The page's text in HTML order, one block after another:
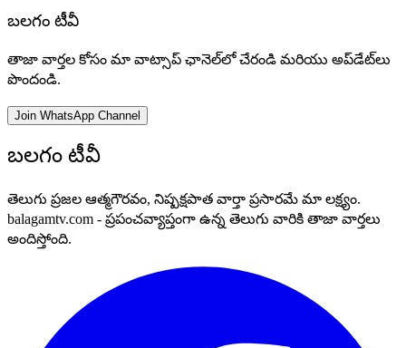
బలగం టీవీ
తాజా వార్తల కోసం మా వాట్సాప్ ఛానెల్‌లో చేరండి మరియు అప్‌డేట్‌లు
పొందండి.
Join WhatsApp Channel
బలగం టీవీ
తెలుగు ప్రజల ఆత్మగౌరవం, నిష్పక్షపాత వార్తా ప్రసారమే మా లక్ష్యం.
balagamtv.com - ప్రపంచవ్యాప్తంగా ఉన్న తెలుగు వారికి తాజా వార్తలు
అందిస్తోంది.